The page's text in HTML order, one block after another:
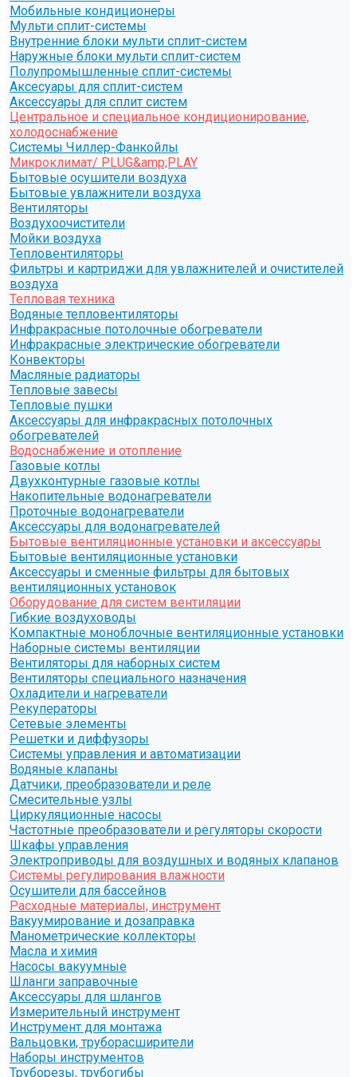
Мобильные кондиционеры
Мульти сплит-системы
Внутренние блоки мульти сплит-систем
Наружные блоки мульти сплит-систем
Полупромышленные сплит-системы
Аксесуары для сплит-систем
Аксессуары для сплит систем
Центральное и специальное кондиционирование,
холодоснабжение
Системы Чиллер-Фанкойлы
Микроклимат/ PLUG&amp;PLAY
Бытовые осушители воздуха
Бытовые увлажнители воздуха
Вентиляторы
Воздухоочистители
Мойки воздуха
Тепловентиляторы
Фильтры и картриджи для увлажнителей и очистителей
воздуха
Тепловая техника
Водяные тепловентиляторы
Инфракрасные потолочные обогреватели
Инфракрасные электрические обогреватели
Конвекторы
Масляные радиаторы
Тепловые завесы
Тепловые пушки
Аксессуары для инфракрасных потолочных
обогревателей
Водоснабжение и отопление
Газовые котлы
Двухконтурные газовые котлы
Накопительные водонагреватели
Проточные водонагреватели
Аксессуары для водонагревателей
Бытовые вентиляционные установки и аксессуары
Бытовые вентиляционные установки
Аксессуары и сменные фильтры для бытовых
вентиляционных установок
Оборудование для систем вентиляции
Гибкие воздуховоды
Компактные моноблочные вентиляционные установки
Наборные системы вентиляции
Вентиляторы для наборных систем
Вентиляторы специального назначения
Охладители и нагреватели
Рекуператоры
Сетевые элементы
Решетки и диффузоры
Системы управления и автоматизации
Водяные клапаны
Датчики, преобразователи и реле
Смесительные узлы
Циркуляционные насосы
Частотные преобразователи и регуляторы скорости
Шкафы управления
Электроприводы для воздушных и водяных клапанов
Системы регулирования влажности
Осушители для бассейнов
Расходные материалы, инструмент
Вакуумирование и дозаправка
Манометрические коллекторы
Масла и химия
Насосы вакуумные
Шланги заправочные
Аксессуары для шлангов
Измерительный инструмент
Инструмент для монтажа
Вальцовки, труборасширители
Наборы инструментов
Труборезы, трубогибы